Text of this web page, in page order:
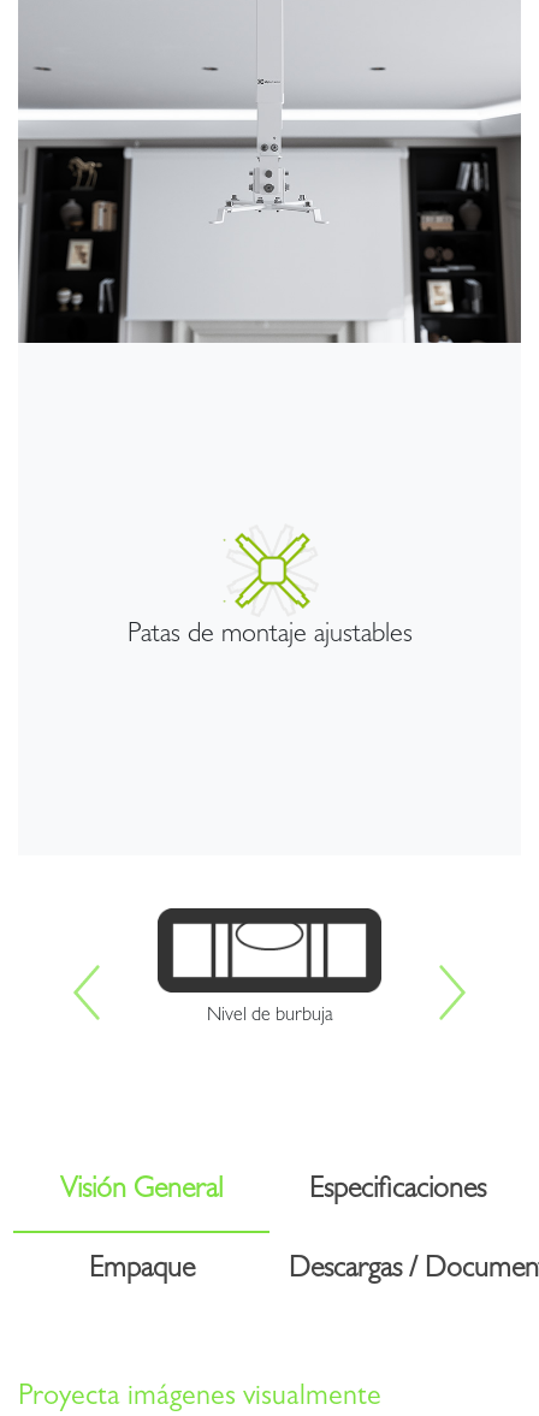
Patas de montaje ajustables
Nivel de burbuja
Visión General Especificaciones
Empaque Descargas /
Proyecta imágenes visualmente